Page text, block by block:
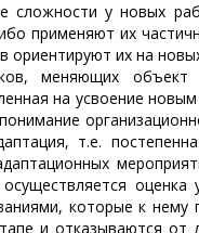
сложности у новых
применяют их
ориентируют их на
меняющих
на усвоение
т.е.
которые к
и отказываются